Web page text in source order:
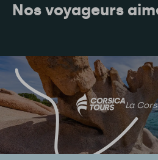
Nos voyageurs
La